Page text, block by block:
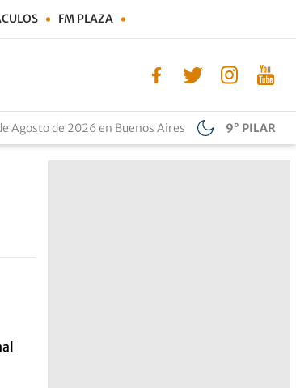
FM PLAZA
Agosto de 2026 en Buenos Aires 9° PILAR